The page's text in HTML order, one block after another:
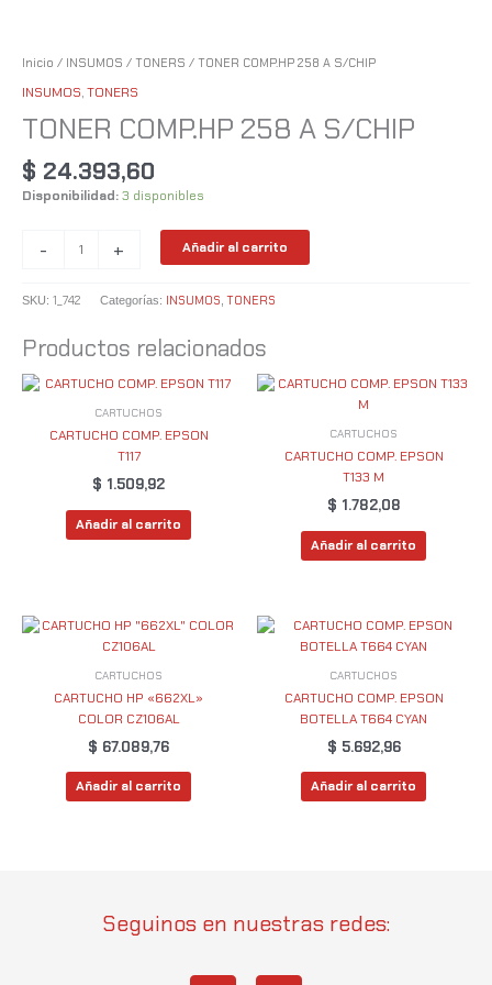
Inicio / INSUMOS / TONERS / TONER COMP.HP 258 A S/CHIP
INSUMOS,TONERS
TONER COMP.HP 258 A S/CHIP
$ 24.393,60
Disponibilidad:3 disponibles
- + Añadir al carrito
SKU: 1_742 Categorías: INSUMOS ,TONERS
Productos relacionados
CARTUCHOS
CARTUCHO COMP. EPSON
T117
$ 1.509,92
Añadir al carrito
CARTUCHOS
CARTUCHO COMP. EPSON
T133 M
$ 1.782,08
Añadir al carrito
CARTUCHOS
CARTUCHO HP «662XL»
COLOR CZ106AL
$ 67.089,76
Añadir al carrito
CARTUCHOS
CARTUCHO COMP. EPSON
BOTELLA T664 CYAN
$ 5.692,96
Añadir al carrito
Seguinos en nuestras redes: